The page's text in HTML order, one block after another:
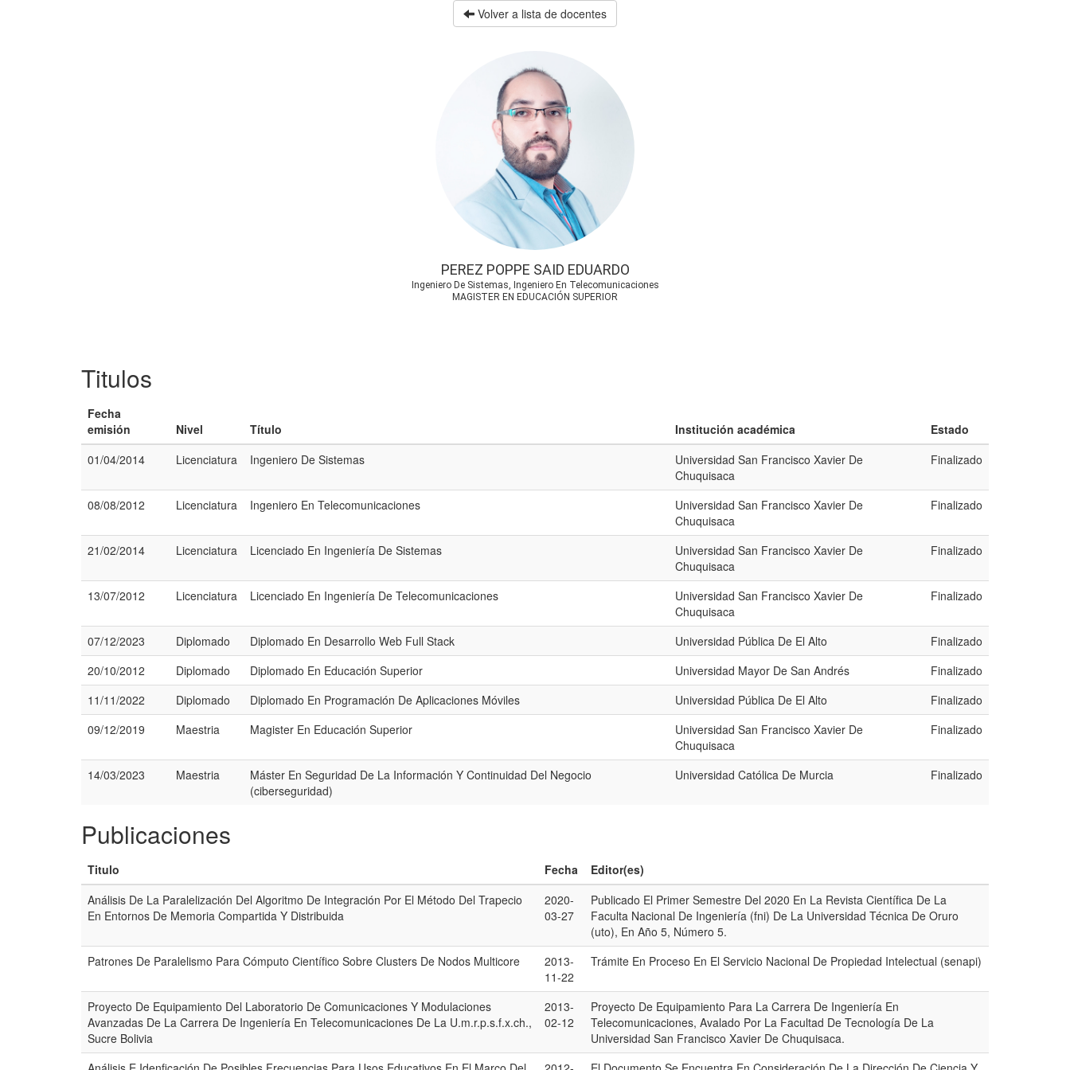
Volver a lista de docentes
PEREZ POPPE SAID EDUARDO
Ingeniero De Sistemas, Ingeniero En Telecomunicaciones
MAGISTER EN EDUCACIÓN SUPERIOR
Titulos
Fecha
emisión
Nivel Título Institución académica
Estado
01/04/2014
Licenciatura Ingeniero De Sistemas
Universidad San Francisco Xavier De
Chuquisaca
Finalizado
08/08/2012 Licenciatura Ingeniero En Telecomunicaciones
Universidad San Francisco Xavier De
Chuquisaca
Finalizado
21/02/2014 Licenciatura Licenciado En Ingeniería De Sistemas
Universidad San Francisco Xavier De
Chuquisaca
Finalizado
13/07/2012 Licenciatura Licenciado En Ingeniería De Telecomunicaciones
Universidad San Francisco Xavier De
Chuquisaca
Finalizado
07/12/2023 Diplomado Diplomado En Desarrollo Web Full Stack Universidad Pública De El Alto
Finalizado
20/10/2012
Diplomado Diplomado En Educación Superior Universidad Mayor De San Andrés
Finalizado
11/11/2022
Diplomado Diplomado En Programación De Aplicaciones Móviles Universidad Pública De El Alto
Finalizado
09/12/2019
Maestria Magister En Educación Superior
Universidad San Francisco Xavier De
Chuquisaca
Finalizado
14/03/2023 Maestria
Máster En Seguridad De La Información Y Continuidad Del Negocio
(ciberseguridad)
Universidad Católica De Murcia Finalizado
Publicaciones
Titulo Fecha
Editor(es)
Análisis De La Paralelización Del Algoritmo De Integración Por El Método Del Trapecio
En Entornos De Memoria Compartida Y Distribuida
2020-
03-27
Publicado El Primer Semestre Del 2020 En La Revista Científica De La
Faculta Nacional De Ingeniería (fni) De La Universidad Técnica De Oruro
(uto), En Año 5, Número 5.
Patrones De Paralelismo Para Cómputo Científico Sobre Clusters De Nodos Multicore
2013-
11-22
Trámite En Proceso En El Servicio Nacional De Propiedad Intelectual (senapi)
Proyecto De Equipamiento Del Laboratorio De Comunicaciones Y Modulaciones
Avanzadas De La Carrera De Ingeniería En Telecomunicaciones De La U.m.r.p.s.f.x.ch.,
Sucre Bolivia
2013-
02-12
Proyecto De Equipamiento Para La Carrera De Ingeniería En
Telecomunicaciones, Avalado Por La Facultad De Tecnología De La
Universidad San Francisco Xavier De Chuquisaca.